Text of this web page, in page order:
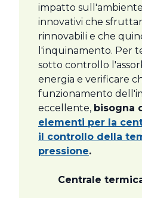
impatto
innovativi che
rinnovabili e che
l'inquinamento. Per
sotto controllo
energia e verificare
funzionamento
eccellente, bisogna
elementi per la
il controllo della
pressione.
Centrale